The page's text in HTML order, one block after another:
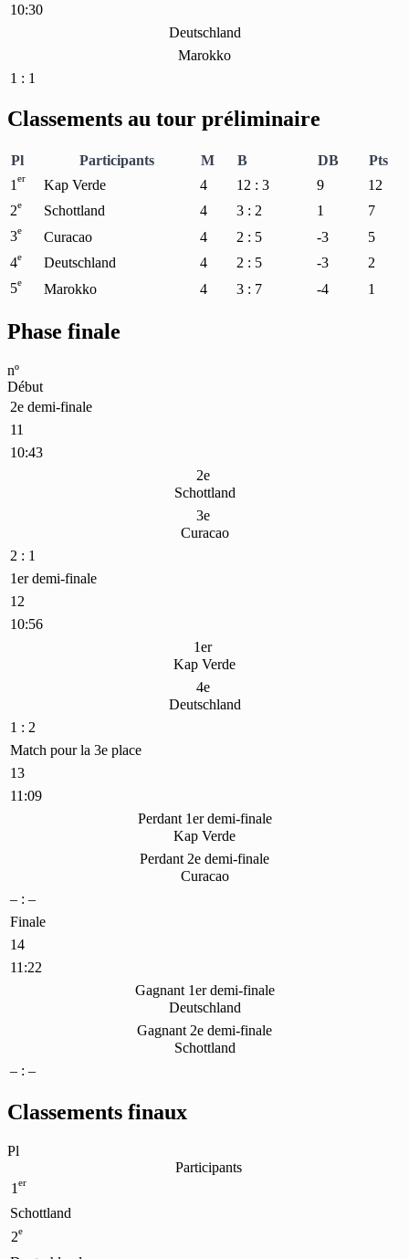
10:30
Deutschland
Marokko
1 : 1
Classements au tour préliminaire
Pl Participants M B DB
Pts
1 er Kap Verde 4 12 : 3 9
12
2e Schottland 4 3 : 2 1
7
3e Curacao 4 2 : 5 -3
5
4e Deutschland 4 2 : 5 -3
2
5e Marokko 4 3 : 7 -4 1
Phase finale
nº
Début
2e demi-finale
11
10:43
2e
Schottland
3e
Curacao
2 : 1
1er demi-finale
12
10:56
1er
Kap Verde
4e
Deutschland
1 : 2
Match pour la 3e place
13
11:09
Perdant 1er demi-finale
Kap Verde
Perdant 2e demi-finale
Curacao
– : –
Finale
14
11:22
Gagnant 1er demi-finale
Deutschland
Gagnant 2e demi-finale
Schottland
– : –
Classements finaux
Pl
Participants
1 er
Schottland
2e